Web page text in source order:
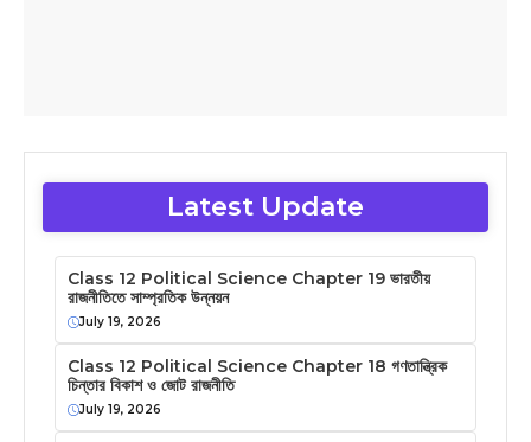
Latest Update
Class 12 Political Science Chapter 19 ভারতীয়
রাজনীতিতে সাম্প্রতিক উন্নয়ন
July 19, 2026
Class 12 Political Science Chapter 18 গণতান্ত্রিক
চিন্তার বিকাশ ও জোট রাজনীতি
July 19, 2026